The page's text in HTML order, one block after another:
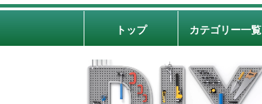
トップ カテゴリー一覧